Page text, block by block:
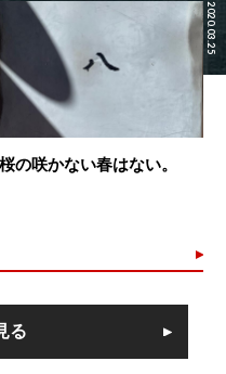
2020.03.25
桜の咲かない春はない。
る